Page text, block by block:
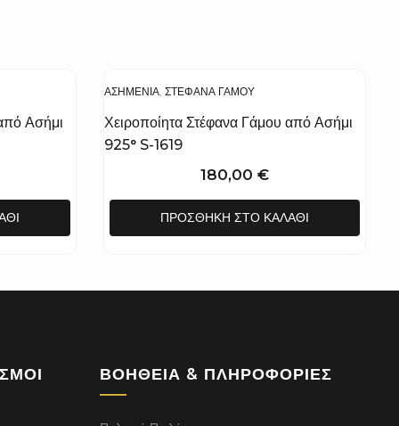
Ασήμι
ΑΣΗΜΈΝΙΑ ΣΤΈΦΑΝΑ ΓΆΜΟΥ
Χειροποίητα Στέφανα Γάμου από Ασήμι
925° S-1619
180,00 €
ΠΡΟΣΘΉΚΗ ΣΤΟ ΚΑΛΆΘΙ
ΒΟΉΘΕΙΑ & ΠΛΗΡΟΦΟΡΊΕΣ